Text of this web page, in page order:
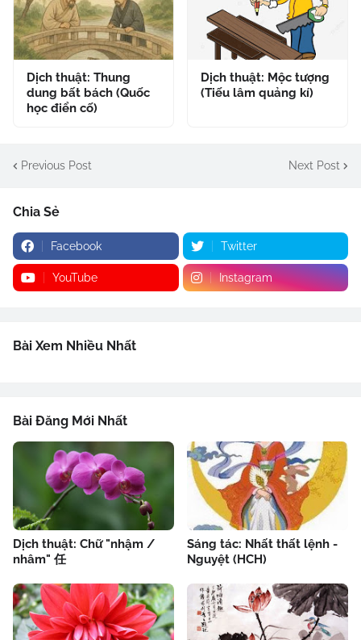
Dịch thuật: Thung
dung bất bách (Quốc
học điển cố)
Dịch thuật: Mộc tượng
(Tiếu lâm quảng kí)
Previous Post Next Post
Chia Sẻ
Facebook Twitter
YouTube Instagram
Bài Xem Nhiều Nhất
Bài Đăng Mới Nhất
Dịch thuật: Chữ "nhậm /
nhâm" 任
Sáng tác: Nhất thất lệnh -
Nguyệt (HCH)